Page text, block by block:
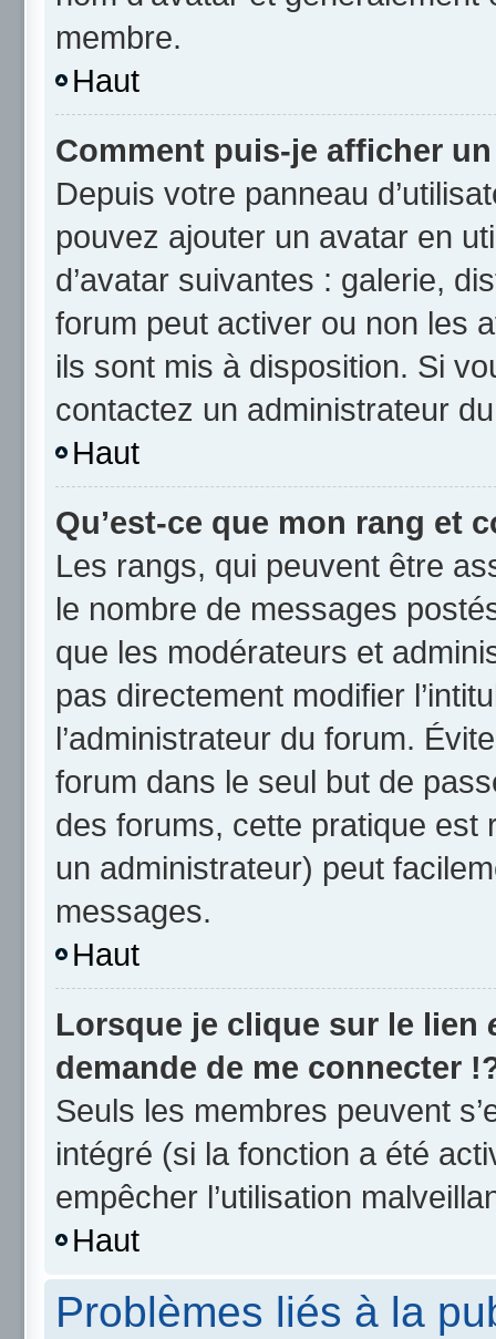
membre.
Haut
Comment puis-je afficher
Depuis votre panneau
pouvez ajouter un avatar en
d’avatar suivantes : galerie,
forum peut activer ou non les
ils sont mis à disposition. Si
contactez un administrateur
Haut
Qu’est-ce que mon rang et
Les rangs, qui peuvent être
le nombre de messages
que les modérateurs et
pas directement modifier
l’administrateur du forum.
forum dans le seul but de
des forums, cette pratique est
un administrateur) peut
messages.
Haut
Lorsque je clique sur le lien
demande de me connecter
Seuls les membres peuvent
intégré (si la fonction a été
empêcher l’utilisation
Haut
Problèmes liés à la